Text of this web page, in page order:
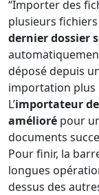
“Importer des
plusieurs
dernier dossier
déposé depuis
importation plus
L’importateur
amélioré pour
documents
Pour finir, la
longues
dessus des